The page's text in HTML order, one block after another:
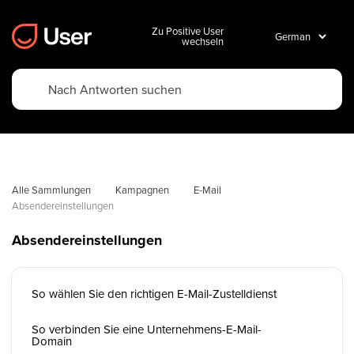
Zu Positive User
wechseln
Alle Sammlungen Kampagnen
E-Mail
Absendereinstellungen
Absendereinstellungen
So wählen Sie den richtigen E-Mail-Zustelldienst
So verbinden Sie eine Unternehmens-E-Mail-
Domain